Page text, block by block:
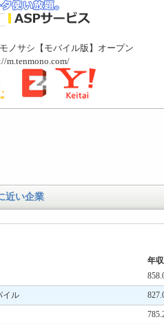
ノサシ【モバイル版】オープン
m.tenmono.com/
近い企業
年収
イル